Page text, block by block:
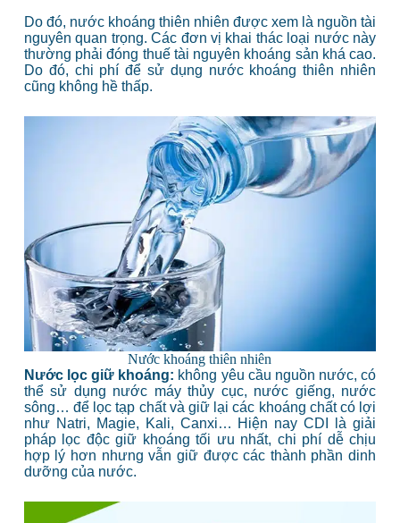
Do đó, nước khoáng thiên nhiên được xem là nguồn tài
nguyên quan trọng. Các đơn vị khai thác loại nước này
thường phải đóng thuế tài nguyên khoáng sản khá cao.
Do đó, chi phí để sử dụng nước khoáng thiên nhiên
cũng không hề thấp.
Nước khoáng thiên nhiên
Nước lọc giữ khoáng: không yêu cầu nguồn nước, có
thể sử dụng nước máy thủy cục, nước giếng, nước
sông… để lọc tạp chất và giữ lại các khoáng chất có lợi
như Natri, Magie, Kali, Canxi… Hiện nay CDI là giải
pháp lọc độc giữ khoáng tối ưu nhất, chi phí dễ chịu
hợp lý hơn nhưng vẫn giữ được các thành phần dinh
dưỡng của nước.